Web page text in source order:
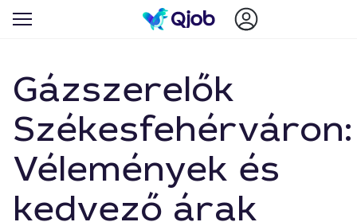
Gázszerelők
Székesfehérváron:
Vélemények és
kedvező árak